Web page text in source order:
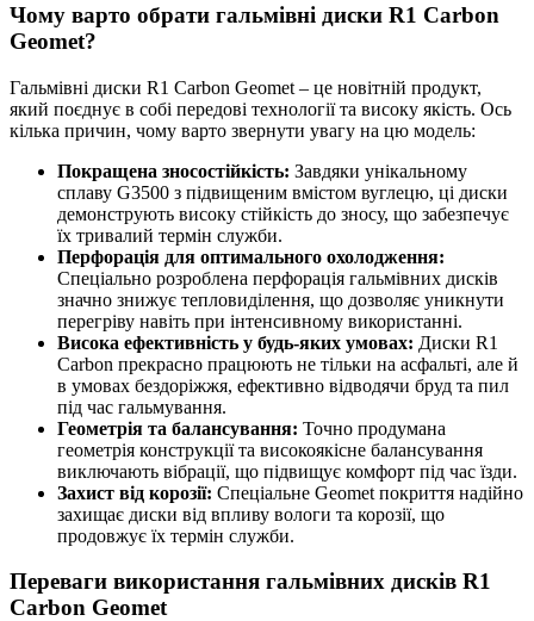
Чому варто обрати гальмівні диски R1 Carbon
Geomet?
Гальмівні диски R1 Carbon Geomet – це новітній продукт,
який поєднує в собі передові технології та високу якість. Ось
кілька причин, чому варто звернути увагу на цю модель:
Покращена зносостійкість: Завдяки унікальному
сплаву G3500 з підвищеним вмістом вуглецю, ці диски
демонструють високу стійкість до зносу, що забезпечує
їх тривалий термін служби.
Перфорація для оптимального охолодження:
Спеціально розроблена перфорація гальмівних дисків
значно знижує тепловиділення, що дозволяє уникнути
перегріву навіть при інтенсивному використанні.
Висока ефективність у будь-яких умовах: Диски R1
Carbon прекрасно працюють не тільки на асфальті, але й
в умовах бездоріжжя, ефективно відводячи бруд та пил
під час гальмування.
Геометрія та балансування: Точно продумана
геометрія конструкції та високоякісне балансування
виключають вібрації, що підвищує комфорт під час їзди.
Захист від корозії: Спеціальне Geomet покриття надійно
захищає диски від впливу вологи та корозії, що
продовжує їх термін служби.
Переваги використання гальмівних дисків R1
Carbon Geomet